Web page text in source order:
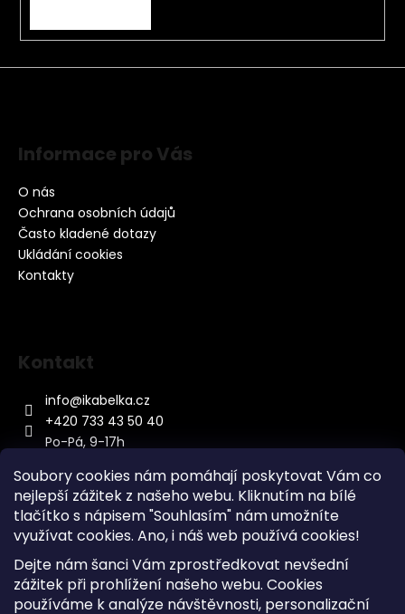
Soubory cookies nám pomáhají poskytovat Vám co
nejlepší zážitek z našeho webu. Kliknutím na bílé
tlačítko s nápisem "Souhlasím" nám umožníte
využívat cookies. Ano, i náš web používá cookies!
Dejte nám šanci Vám zprostředkovat nevšední
zážitek při prohlížení našeho webu. Cookies
používáme k analýze návštěvnosti, personalizační
Informace pro Vás
O nás
Ochrana osobních údajů
Často kladené dotazy
Ukládání cookies
Kontakty
Kontakt
info@ikabelka.cz
+420 733 43 50 40
Po-Pá, 9-17h
Kontakt
Sitemap
Doprava a Platba